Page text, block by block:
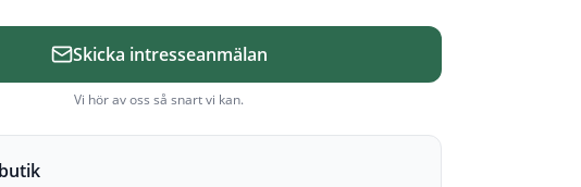
Skicka intresseanmälan
Vi hör av oss så snart vi kan.